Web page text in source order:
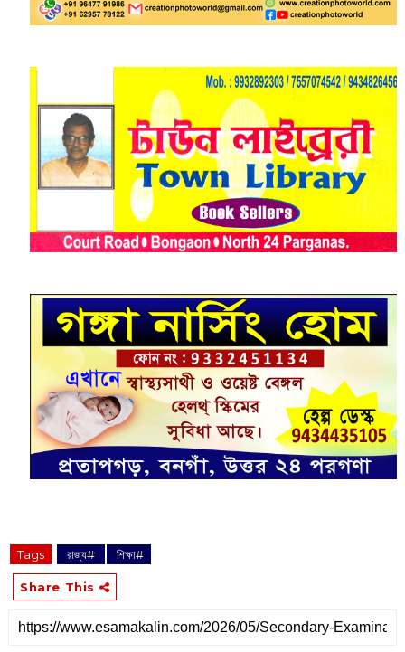
Tags ‌ রাজ্য# ‌ শিক্ষা#
Share This